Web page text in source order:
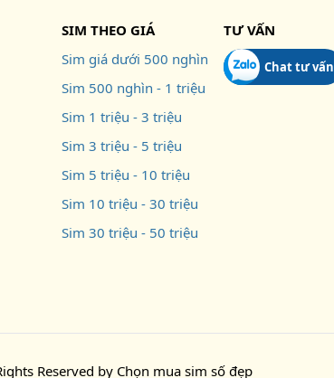
SIM THEO GIÁ
Sim giá dưới 500 nghìn
Sim 500 nghìn - 1 triệu
Sim 1 triệu - 3 triệu
Sim 3 triệu - 5 triệu
Sim 5 triệu - 10 triệu
Sim 10 triệu - 30 triệu
Sim 30 triệu - 50 triệu
TƯ VẤN
Chat tư vấn
Reserved by Chọn mua sim số đẹp